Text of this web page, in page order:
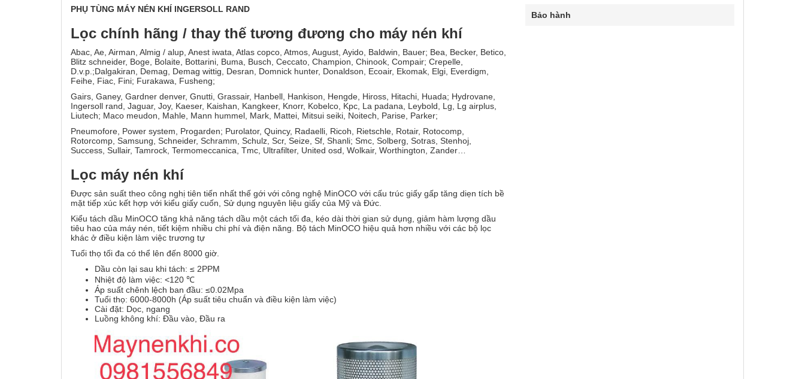
Bảo hành
PHỤ TÙNG MÁY NÉN KHÍ INGERSOLL RAND
Lọc chính hãng / thay thế tương đương cho máy nén khí
Abac, Ae, Airman, Almig / alup, Anest iwata, Atlas copco, Atmos, August, Ayido, Baldwin, Bauer; Bea, Becker, Betico,
Blitz schneider, Boge, Bolaite, Bottarini, Buma, Busch, Ceccato, Champion, Chinook, Compair; Crepelle,
D.v.p.;Dalgakiran, Demag, Demag wittig, Desran, Domnick hunter, Donaldson, Ecoair, Ekomak, Elgi, Everdigm,
Feihe, Fiac, Fini; Furakawa, Fusheng;
Gairs, Ganey, Gardner denver, Gnutti, Grassair, Hanbell, Hankison, Hengde, Hiross, Hitachi, Huada; Hydrovane,
Ingersoll rand, Jaguar, Joy, Kaeser, Kaishan, Kangkeer, Knorr, Kobelco, Kpc, La padana, Leybold, Lg, Lg airplus,
Liutech; Maco meudon, Mahle, Mann hummel, Mark, Mattei, Mitsui seiki, Noitech, Parise, Parker;
Pneumofore, Power system, Progarden; Purolator, Quincy, Radaelli, Ricoh, Rietschle, Rotair, Rotocomp,
Rotorcomp, Samsung, Schneider, Schramm, Schulz, Scr, Seize, Sf, Shanli; Smc, Solberg, Sotras, Stenhoj,
Success, Sullair, Tamrock, Termomeccanica, Tmc, Ultrafilter, United osd, Wolkair, Worthington, Zander…
Lọc máy nén khí
Được sản suất theo công nghị tiên tiến nhất thế gới với công nghệ MinOCO với cấu trúc giấy gấp tăng diẹn tích bề
mặt tiếp xúc kết hợp với kiểu giấy cuốn, Sử dụng nguyên liệu giấy của Mỹ và Đức.
Kiểu tách dầu MinOCO tăng khả năng tách dầu một cách tối đa, kéo dài thời gian sử dụng, giảm hàm lượng dầu
tiêu hao của máy nén, tiết kiệm nhiều chi phí và điện năng. Bộ tách MinOCO hiệu quả hơn nhiều với các bộ lọc
khác ở điều kiện làm việc trương tự
Tuổi thọ tối đa có thể lên đến 8000 giờ.
Dầu còn lại sau khi tách: ≤ 2PPM
Nhiệt độ làm việc: <120 ℃
Áp suất chênh lệch ban đầu: ≤0.02Mpa
Tuổi thọ: 6000-8000h (Áp suất tiêu chuẩn và điều kiện làm việc)
Cài đặt: Dọc, ngang
Luồng không khí: Đầu vào, Đầu ra